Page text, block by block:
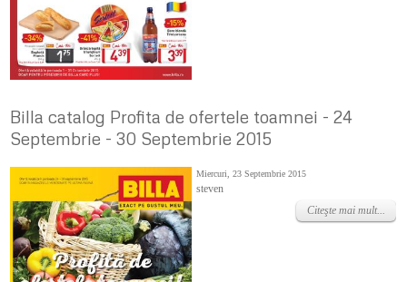
Billa catalog Profita de ofertele toamnei - 24
Septembrie - 30 Septembrie 2015
Miercuri, 23 Septembrie 2015
steven
Citeşte mai mult...